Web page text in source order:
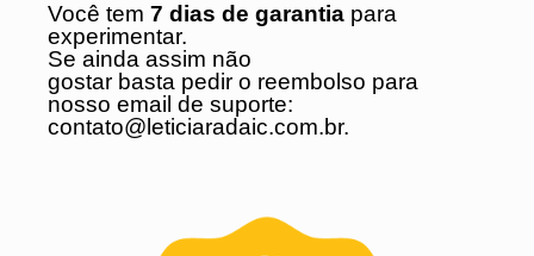
Você tem 7 dias de garantia para
experimentar.
Se ainda assim não
gostar basta pedir o reembolso para
nosso email de suporte:
contato@leticiaradaic.com.br.